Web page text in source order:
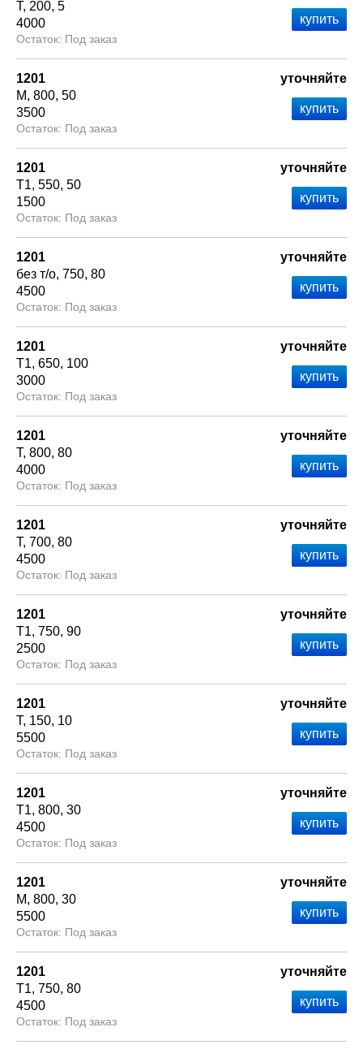
Т 200 5
4000
Под заказ
1201
М 800 50
3500
Под заказ
уточняйте
1201
Т1 550 50
1500
Под заказ
уточняйте
1201
без т/о 750 80
4500
Под заказ
уточняйте
1201
Т1 650 100
3000
Под заказ
уточняйте
1201
Т 800 80
4000
Под заказ
уточняйте
1201
Т 700 80
4500
Под заказ
уточняйте
1201
Т1 750 90
2500
Под заказ
уточняйте
1201
Т 150 10
5500
Под заказ
уточняйте
1201
Т1 800 30
4500
Под заказ
уточняйте
1201
М 800 30
5500
Под заказ
уточняйте
1201
Т1 750 80
4500
Под заказ
уточняйте